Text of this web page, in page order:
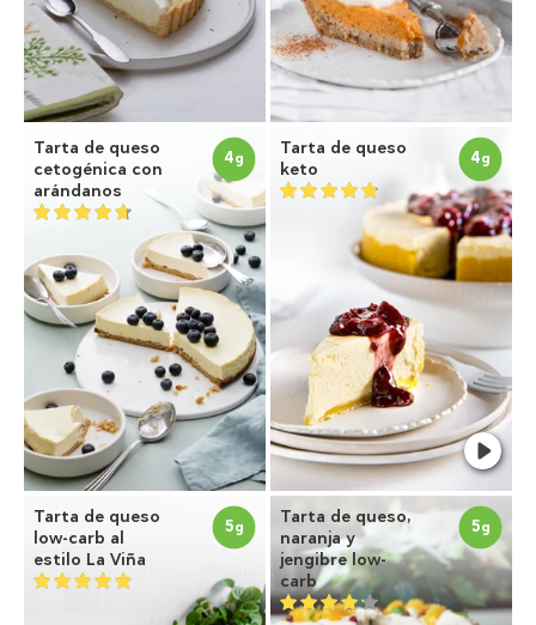
Tarta de queso
cetogénica con
arándanos
4g
Tarta de queso
keto
4g
Tarta de queso
low-carb al
estilo La Viña
5g
Tarta de queso,
naranja y
jengibre low-
carb
5g